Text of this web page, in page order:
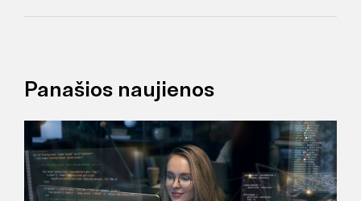
Panašios naujienos